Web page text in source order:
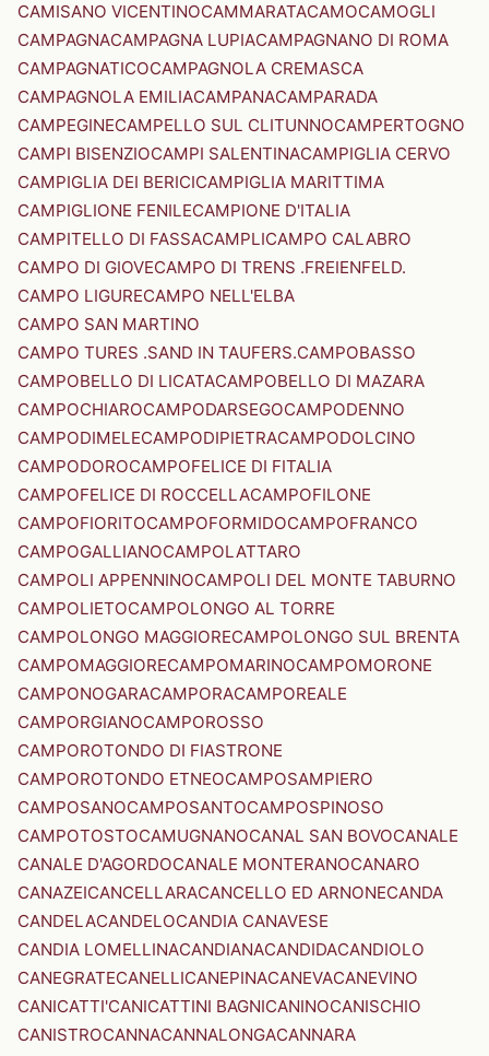
CAMISANO VICENTINOCAMMARATACAMOCAMOGLI
CAMPAGNACAMPAGNA LUPIACAMPAGNANO DI ROMA
CAMPAGNATICOCAMPAGNOLA CREMASCA
CAMPAGNOLA EMILIACAMPANACAMPARADA
CAMPEGINECAMPELLO SUL CLITUNNOCAMPERTOGNO
CAMPI BISENZIOCAMPI SALENTINACAMPIGLIA CERVO
CAMPIGLIA DEI BERICICAMPIGLIA MARITTIMA
CAMPIGLIONE FENILECAMPIONE D'ITALIA
CAMPITELLO DI FASSACAMPLICAMPO CALABRO
CAMPO DI GIOVECAMPO DI TRENS .FREIENFELD.
CAMPO LIGURECAMPO NELL'ELBA
CAMPO SAN MARTINO
CAMPO TURES .SAND IN TAUFERS.CAMPOBASSO
CAMPOBELLO DI LICATACAMPOBELLO DI MAZARA
CAMPOCHIAROCAMPODARSEGOCAMPODENNO
CAMPODIMELECAMPODIPIETRACAMPODOLCINO
CAMPODOROCAMPOFELICE DI FITALIA
CAMPOFELICE DI ROCCELLACAMPOFILONE
CAMPOFIORITOCAMPOFORMIDOCAMPOFRANCO
CAMPOGALLIANOCAMPOLATTARO
CAMPOLI APPENNINOCAMPOLI DEL MONTE TABURNO
CAMPOLIETOCAMPOLONGO AL TORRE
CAMPOLONGO MAGGIORECAMPOLONGO SUL BRENTA
CAMPOMAGGIORECAMPOMARINOCAMPOMORONE
CAMPONOGARACAMPORACAMPOREALE
CAMPORGIANOCAMPOROSSO
CAMPOROTONDO DI FIASTRONE
CAMPOROTONDO ETNEOCAMPOSAMPIERO
CAMPOSANOCAMPOSANTOCAMPOSPINOSO
CAMPOTOSTOCAMUGNANOCANAL SAN BOVOCANALE
CANALE D'AGORDOCANALE MONTERANOCANARO
CANAZEICANCELLARACANCELLO ED ARNONECANDA
CANDELACANDELOCANDIA CANAVESE
CANDIA LOMELLINACANDIANACANDIDACANDIOLO
CANEGRATECANELLICANEPINACANEVACANEVINO
CANICATTI'CANICATTINI BAGNICANINOCANISCHIO
CANISTROCANNACANNALONGACANNARA